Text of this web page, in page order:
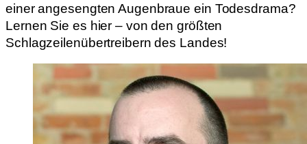
einer angesengten Augenbraue ein Todesdrama?
Lernen Sie es hier – von den größten
Schlagzeilenübertreibern des Landes!